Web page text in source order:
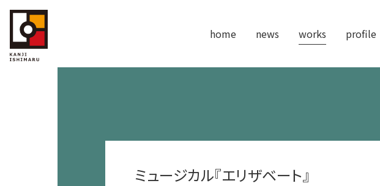
home news works profile
ミュージカル『エリザベート』